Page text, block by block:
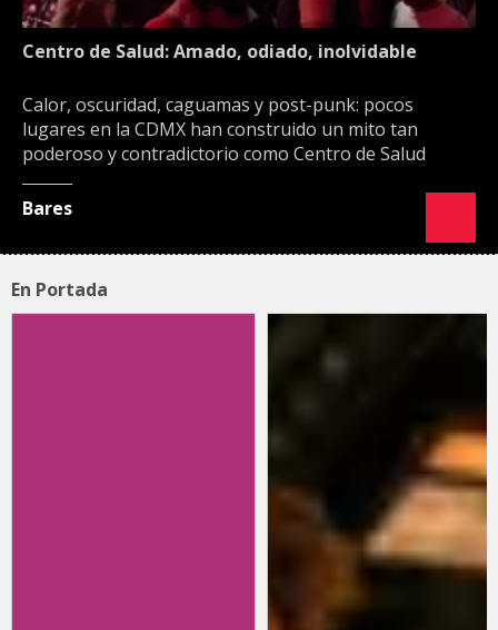
Centro de Salud: Amado, odiado, inolvidable
Calor, oscuridad, caguamas y post-punk: pocos
lugares en la CDMX han construido un mito tan
poderoso y contradictorio como Centro de Salud
Bares
En Portada